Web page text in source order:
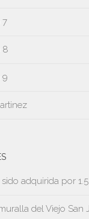
7
8
9
adquirida por
del Viejo San